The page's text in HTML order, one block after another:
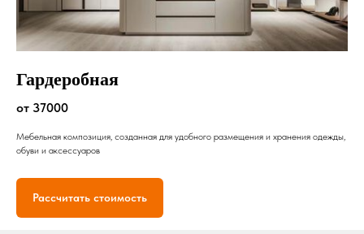
Гардеробная
от 37000
Мебельная композиция, созданная для удобного размещения и хранения одежды,
обуви и аксессуаров
Рассчитать стоимость